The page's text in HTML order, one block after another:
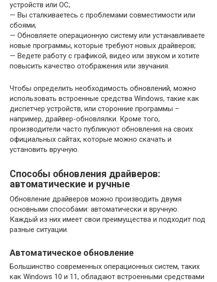
устройств или ОС;
— Вы сталкиваетесь с проблемами совместимости или
сбоями;
— Обновляете операционную систему или устанавливаете
новые программы, которые требуют новых драйверов;
— Ведете работу с графикой, видео или звуком и хотите
повысить качество отображения или звучания.
Чтобы определить необходимость обновлений, можно
использовать встроенные средства Windows, такие как
диспетчер устройств, или сторонние программы –
например, драйвер-обновлялки. Кроме того,
производители часто публикуют обновления на своих
официальных сайтах, которые можно скачать и
установить вручную.
Способы обновления драйверов:
автоматические и ручные
Обновление драйверов можно производить двумя
основными способами: автоматически и вручную.
Каждый из них имеет свои преимущества и подходит под
разные ситуации.
Автоматическое обновление
Большинство современных операционных систем, таких
как Windows 10 и 11, обладают встроенными средствами